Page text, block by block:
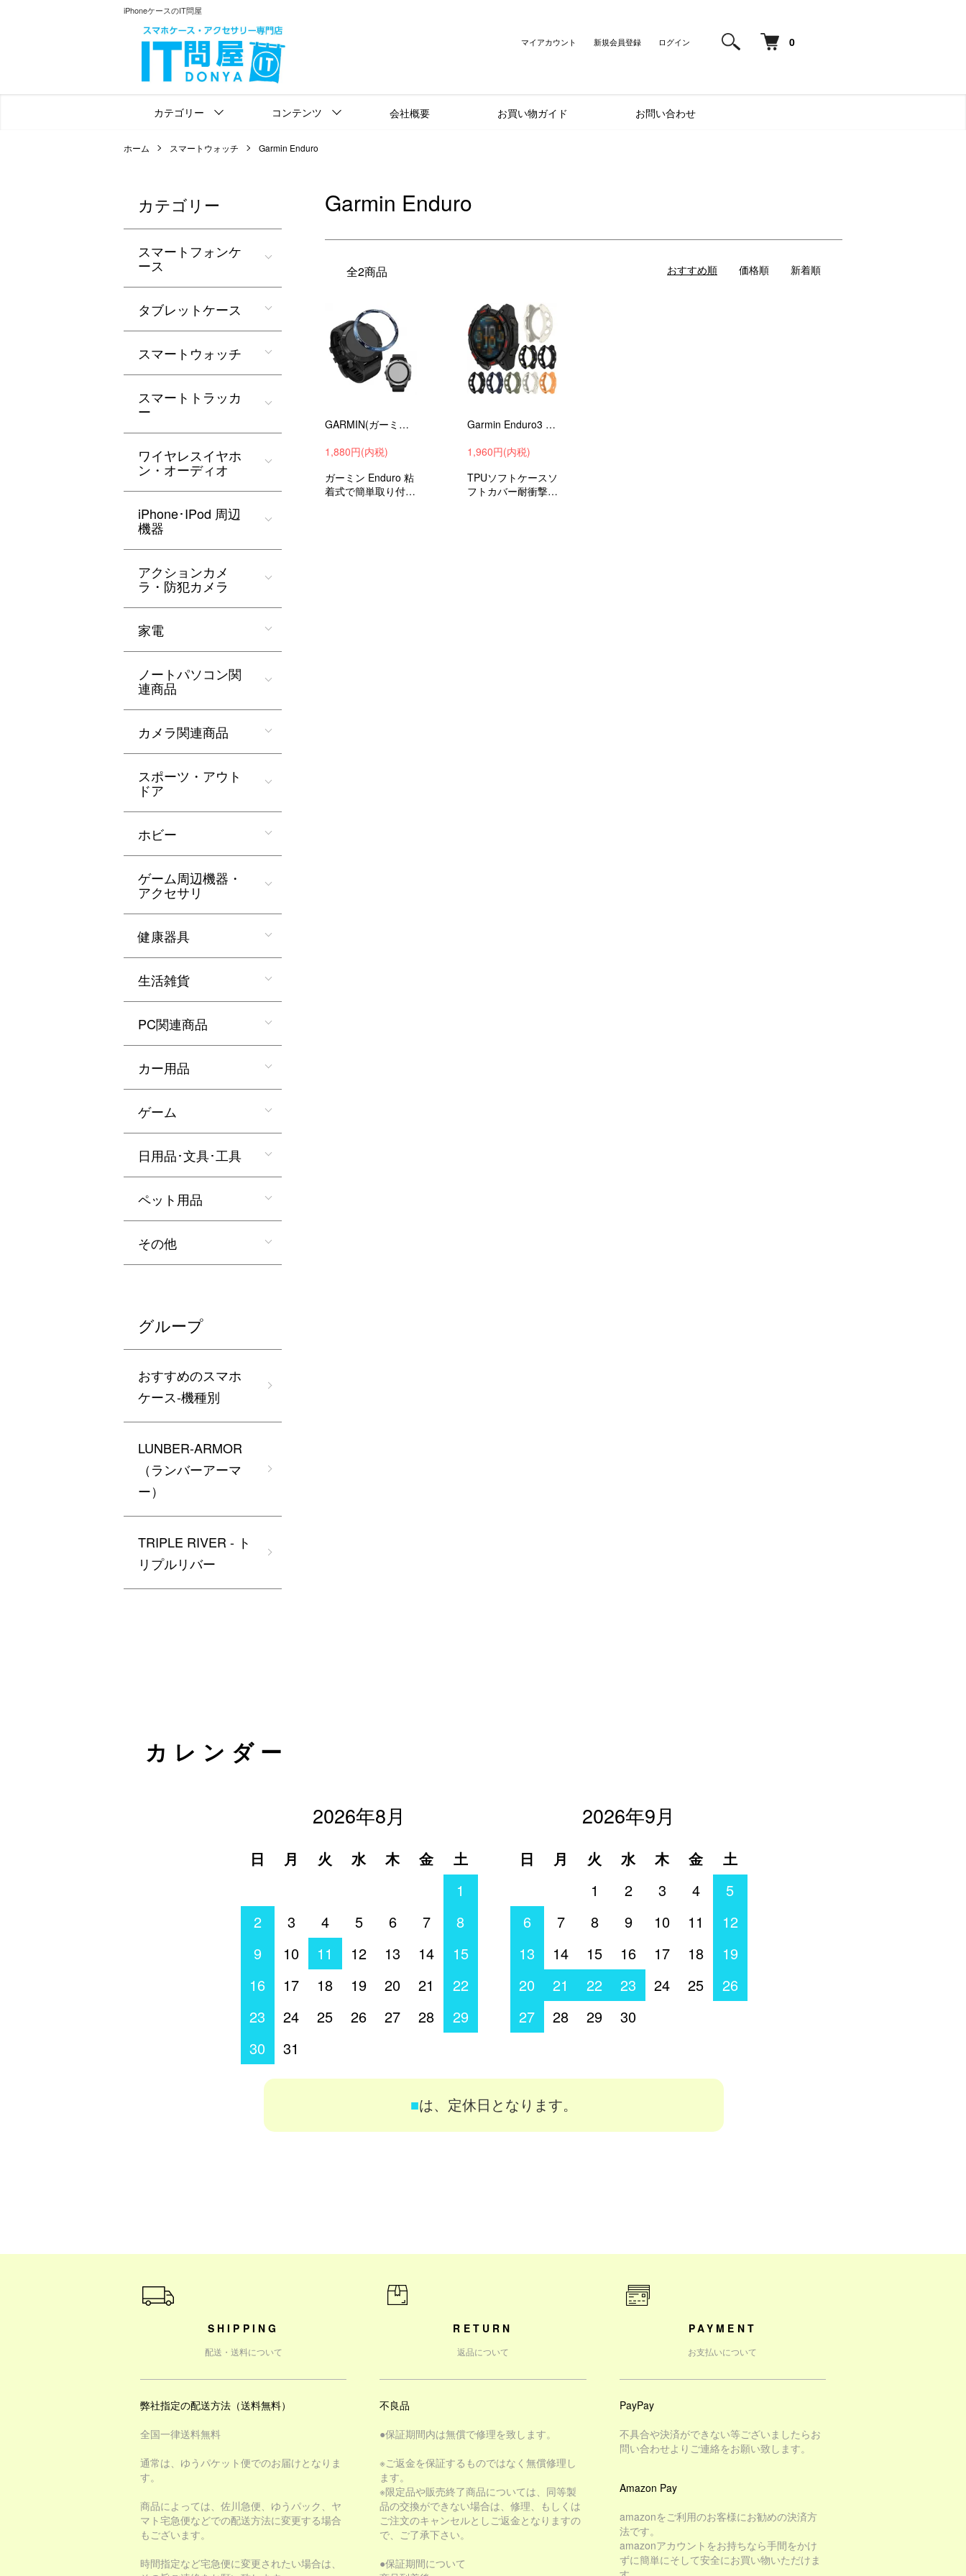
iPhoneケースのIT問屋
0
マイアカウント 新規会員登録 ログイン
カテゴリー コンテンツ 会社概要 お買い物ガイド お問い合わせ
ホーム スマートウォッチ Garmin Enduro
Garmin Enduro
全2商品 おすすめ順 価格順 新着順
GARMIN(ガーミン) Enduro ベゼルリング 保護カバー ベゼルリングフレーム ステンレス スマートウォッチ
1,880円(内税)
ガーミン Enduro 粘
着式で簡単取り付け
Garmin Enduro3 ケース TPU 耐衝撃ケース/カバー ガーミン エンデューロ3 Enduro 3 51mm ソフトケース カバー 保護ケース/カバー
1,960円(内税)
TPUソフトケースソ
フトカバー耐衝撃ガ
カテゴリー
スマートフォンケ
ース
タブレットケース
スマートウォッチ
スマートトラッカ
ー
ワイヤレスイヤホ
ン・オーディオ
iPhone･IPod 周辺
機器
アクションカメ
ラ・防犯カメラ
家電
ノートパソコン関
連商品
カメラ関連商品
スポーツ・アウト
ドア
ホビー
ゲーム周辺機器・
アクセサリ
健康器具
生活雑貨
PC関連商品
カー用品
ゲーム
日用品･文具･工具
ペット用品
その他
グループ
おすすめのスマホ
ケース-機種別
LUNBER-ARMOR
（ランバーアーマ
ー）
TRIPLE RIVER - ト
リプルリバー
カレンダー
2026年8月
日 月 火 水 木 金
土
1
2
3 4 5 6 7
8
9
10 11 12 13 14
15
16
17 18 19 20 21
22
23
24 25 26 27 28
29
30
31
2026年9月
日 月 火 水 木 金
土
1
2 3 4
5
6
7 8 9 10 11
12
13
14 15 16 17 18
19
20
21 22 23 24 25
26
27
28 29 30
■は、定休日となります。
ショッピングガイド
SHIPPING
配送・送料について
弊社指定の配送方法（送料無料）
全国一律送料無料
通常は、ゆうパケット便でのお届けとなりま
す。
商品によっては、佐川急便、ゆうパック、ヤ
マト宅急便などでの配送方法に変更する場合
もございます。
時間指定など宅急便に変更されたい場合は、
RETURN
返品について
不良品
●保証期間内は無償で修理を致します。
※ご返金を保証するものではなく無償修理し
ます。
※限定品や販売終了商品については、同等製
品の交換ができない場合は、修理、もしくは
ご注文のキャンセルとしご返金となりますの
で、ご了承下さい。
●保証期間について
PAYMENT
お支払いについて
PayPay
不具合や決済ができない等ございましたらお
問い合わせよりご連絡をお願い致します。
Amazon Pay
amazonをご利用のお客様にお勧めの決済方
法です。
amazonアカウントをお持ちなら手間をかけ
ずに簡単にそして安全にお買い物いただけま